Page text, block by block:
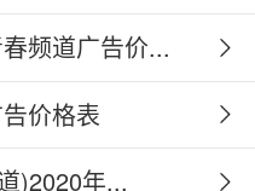
频道广告价...
价格表
)2020年...